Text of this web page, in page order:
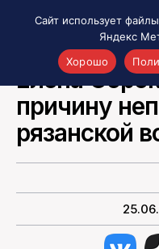
Акценты
Материалы о
Интересное
Новости кино и
Новости России
ВСЕ СОБЫТИЯ
Елена
причину
рязанской
Сайт использует
Яндекс
Хорошо